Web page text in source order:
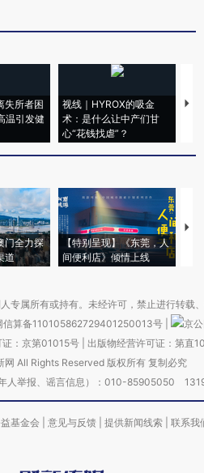
失所者困
温引发健
视线｜HYROX的吸金
术：是什么让中产们甘
心“花钱找虐”？
马
门全力探
道
【特别呈现】《东莞，人
间便利店》倾情上线
【
专属所有或持有。未经许可，禁止进行转载
信算备110105862729401250013号
京
：京第01015号| 出版物经营许可证：第直
All Rights Reserved 版权所有 复制必究
人举报、谣言信息）：010-85905050
基金会 意见与反馈 提供新闻线索 联系我